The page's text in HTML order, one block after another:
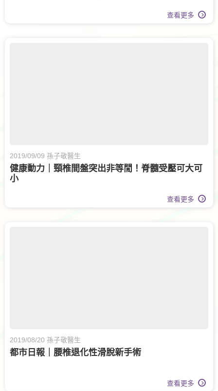
查看更多
2019/09/09 孫子敬醫生
健康動力｜頸椎間盤突出非等閒！脊髓受壓可大可
小
查看更多
2019/08/20 孫子敬醫生
都市日報｜腰椎退化性滑脫新手術
查看更多